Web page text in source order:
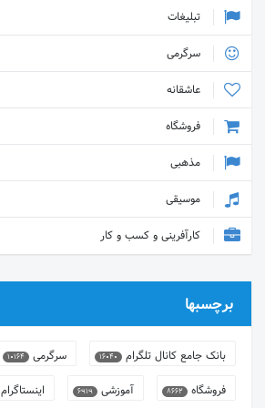
تبلیغات
سرگرمی
عاشقانه
فروشگاه
مذهبی
موسیقی
کارآفرینی و کسب و کار
برچسبها
بانک جامع کانال تلگرام 16040 سرگرمی 10164
فروشگاه 8662 آموزشی 6919 اینستاگرام